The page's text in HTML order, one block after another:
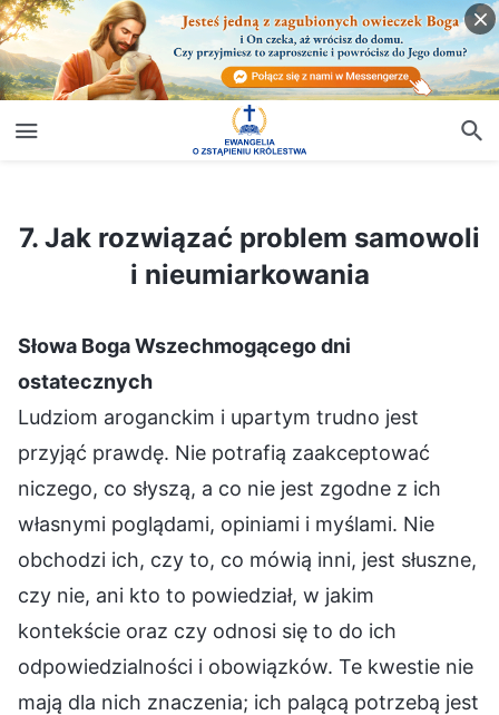
7. Jak rozwiązać problem samowoli i nieumiarkowania
7. Jak rozwiązać problem samowoli
i nieumiarkowania
Słowa Boga Wszechmogącego dni
ostatecznych
Ludziom aroganckim i upartym trudno jest
przyjąć prawdę. Nie potrafią zaakceptować
niczego, co słyszą, a co nie jest zgodne z ich
własnymi poglądami, opiniami i myślami. Nie
obchodzi ich, czy to, co mówią inni, jest słuszne,
czy nie, ani kto to powiedział, w jakim
kontekście oraz czy odnosi się to do ich
odpowiedzialności i obowiązków. Te kwestie nie
mają dla nich znaczenia; ich palącą potrzebą jest